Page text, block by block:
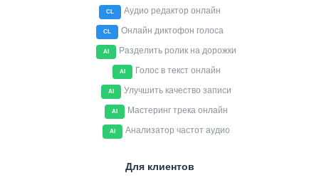
CL Аудио редактор онлайн
CL Онлайн диктофон голоса
AI Разделить ролик на дорожки
AI Голос в текст онлайн
AI Улучшить качество записи
AI Мастеринг трека онлайн
AI Анализатор частот аудио
Для клиентов